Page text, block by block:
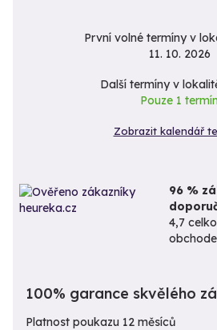
První volné termíny v
11. 10. 2026
Další termíny v
Pouze 1
Zobrazit kalendář
96 %
4,7
100% garance skvělého
Platnost poukazu 12 měsíců